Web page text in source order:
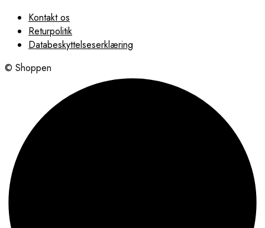
Kontakt os
Returpolitik
Databeskyttelseserklæring
© Shoppen